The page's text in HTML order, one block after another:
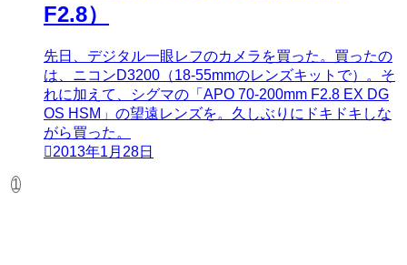
F2.8）
先日、デジタル一眼レフのカメラを買った。買ったの
は、ニコンD3200（18-55mmのレンズキットで）。そ
れに加えて、シグマの「APO 70-200mm F2.8 EX DG
OS HSM」の望遠レンズを。久しぶりにドキドキしな
がら買った。
2013年1月28日
1